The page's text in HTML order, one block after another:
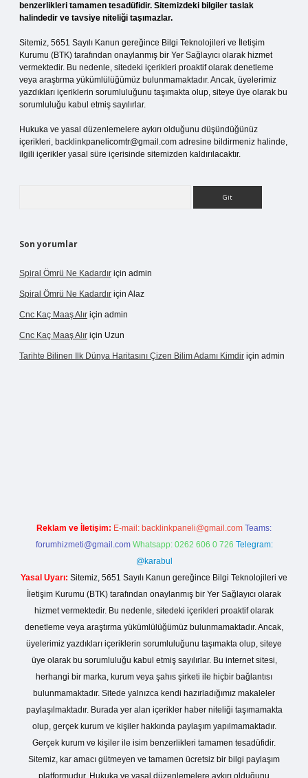
benzerlikleri tamamen tesadüfidir. Sitemizdeki bilgiler taslak
halindedir ve tavsiye niteliği taşımazlar.
Sitemiz, 5651 Sayılı Kanun gereğince Bilgi Teknolojileri ve İletişim
Kurumu (BTK) tarafından onaylanmış bir Yer Sağlayıcı olarak hizmet
vermektedir. Bu nedenle, sitedeki içerikleri proaktif olarak denetleme
veya araştırma yükümlülüğümüz bulunmamaktadır. Ancak, üyelerimiz
yazdıkları içeriklerin sorumluluğunu taşımakta olup, siteye üye olarak bu
sorumluluğu kabul etmiş sayılırlar.
Hukuka ve yasal düzenlemelere aykırı olduğunu düşündüğünüz
içerikleri, backlinkpanelicomtr@gmail.com adresine bildirmeniz halinde,
ilgili içerikler yasal süre içerisinde sitemizden kaldırılacaktır.
Son yorumlar
Spiral Ömrü Ne Kadardır için admin
Spiral Ömrü Ne Kadardır için Alaz
Cnc Kaç Maaş Alır için admin
Cnc Kaç Maaş Alır için Uzun
Tarihte Bilinen Ilk Dünya Haritasını Çizen Bilim Adamı Kimdir için admin
Reklam ve İletişim: E-mail: backlinkpaneli@gmail.com Teams:
forumhizmeti@gmail.com Whatsapp: 0262 606 0 726 Telegram:
@karabul
Yasal Uyarı: Sitemiz, 5651 Sayılı Kanun gereğince Bilgi Teknolojileri ve
İletişim Kurumu (BTK) tarafından onaylanmış bir Yer Sağlayıcı olarak
hizmet vermektedir. Bu nedenle, sitedeki içerikleri proaktif olarak
denetleme veya araştırma yükümlülüğümüz bulunmamaktadır. Ancak,
üyelerimiz yazdıkları içeriklerin sorumluluğunu taşımakta olup, siteye
üye olarak bu sorumluluğu kabul etmiş sayılırlar. Bu internet sitesi,
herhangi bir marka, kurum veya şahıs şirketi ile hiçbir bağlantısı
bulunmamaktadır. Sitede yalnızca kendi hazırladığımız makaleler
paylaşılmaktadır. Burada yer alan içerikler haber niteliği taşımamakta
olup, gerçek kurum ve kişiler hakkında paylaşım yapılmamaktadır.
Gerçek kurum ve kişiler ile isim benzerlikleri tamamen tesadüfidir.
Sitemiz, kar amacı gütmeyen ve tamamen ücretsiz bir bilgi paylaşım
platformudur. Hukuka ve yasal düzenlemelere aykırı olduğunu